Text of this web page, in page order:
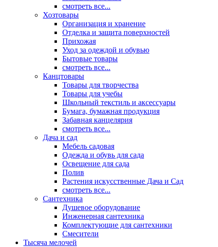
смотреть все...
Хозтовары
Организация и хранение
Отделка и защита поверхностей
Прихожая
Уход за одеждой и обувью
Бытовые товары
смотреть все...
Канцтовары
Товары для творчества
Товары для учебы
Школьный текстиль и аксессуары
Бумага, бумажная продукция
Забавная канцелярия
смотреть все...
Дача и сад
Мебель садовая
Одежда и обувь для сада
Освещение для сада
Полив
Растения искусственные Дача и Сад
смотреть все...
Сантехника
Душевое оборудование
Инженерная сантехника
Комплектующие для сантехники
Смесители
Тысяча мелочей